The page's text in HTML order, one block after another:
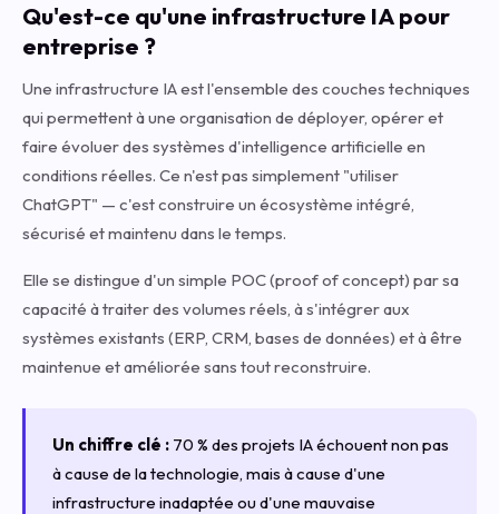
Qu'est-ce qu'une infrastructure IA pour
entreprise ?
Une infrastructure IA est l'ensemble des couches techniques
qui permettent à une organisation de déployer, opérer et
faire évoluer des systèmes d'intelligence artificielle en
conditions réelles. Ce n'est pas simplement "utiliser
ChatGPT" — c'est construire un écosystème intégré,
sécurisé et maintenu dans le temps.
Elle se distingue d'un simple POC (proof of concept) par sa
capacité à traiter des volumes réels, à s'intégrer aux
systèmes existants (ERP, CRM, bases de données) et à être
maintenue et améliorée sans tout reconstruire.
Un chiffre clé : 70 % des projets IA échouent non pas
à cause de la technologie, mais à cause d'une
infrastructure inadaptée ou d'une mauvaise